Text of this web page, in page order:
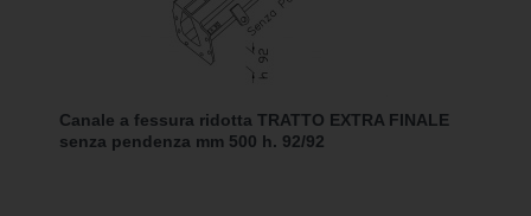
Canale a fessura ridotta TRATTO EXTRA FINALE
senza pendenza mm 500 h. 92/92